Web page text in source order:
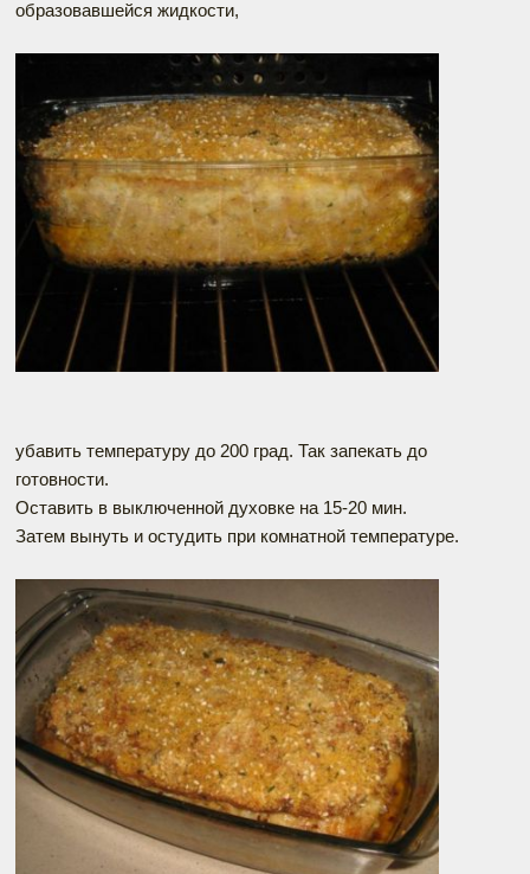
образовавшейся жидкости,
убавить температуру до 200 град. Так запекать до
готовности.
Оставить в выключенной духовке на 15-20 мин.
Затем вынуть и остудить при комнатной температуре.